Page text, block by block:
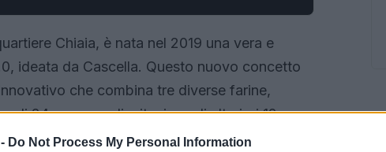
Do Not Process My Personal Information
Chiaia, è nata nel 2019 una vera e
ideata da Cascella. Questo nuovo concetto
che combina tre diverse farine,
di 24 ore e una lievitazione di ulteriori 12 ore.
soffice e alveolato, con un tasso di